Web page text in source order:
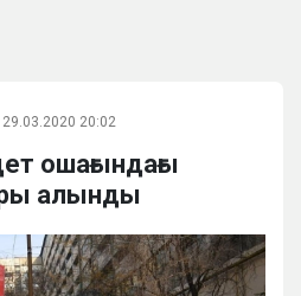
29.03.2020 20:02
ошағындағы
алынды